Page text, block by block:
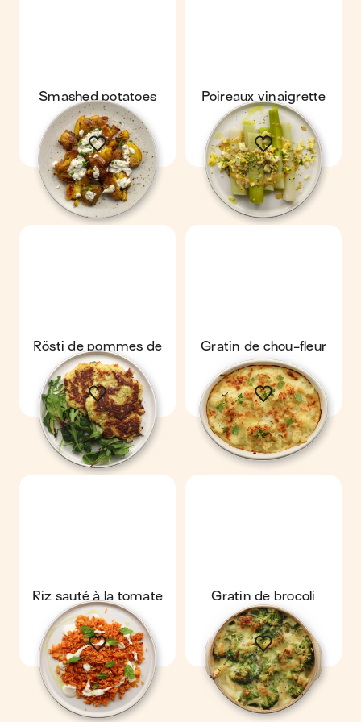
Smashed potatoes Poireaux vinaigrette
Rösti de pommes de
terre
Gratin de chou-fleur
Riz sauté à la tomate Gratin de brocoli